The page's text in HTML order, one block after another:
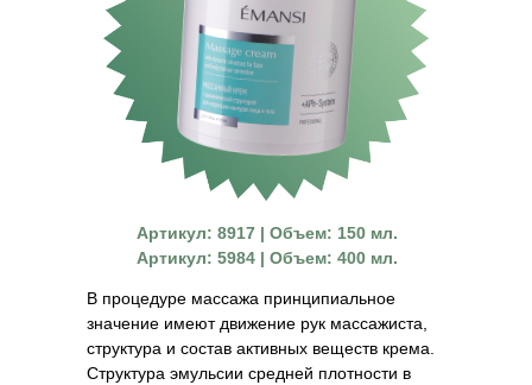
В процедуре массажа принципиальное
значение имеют движение рук массажиста,
структура и состав активных веществ крема.
Структура эмульсии средней плотности в
Артикул: 8917 | Объем: 150 мл.
Артикул: 5984 | Объем: 400 мл.